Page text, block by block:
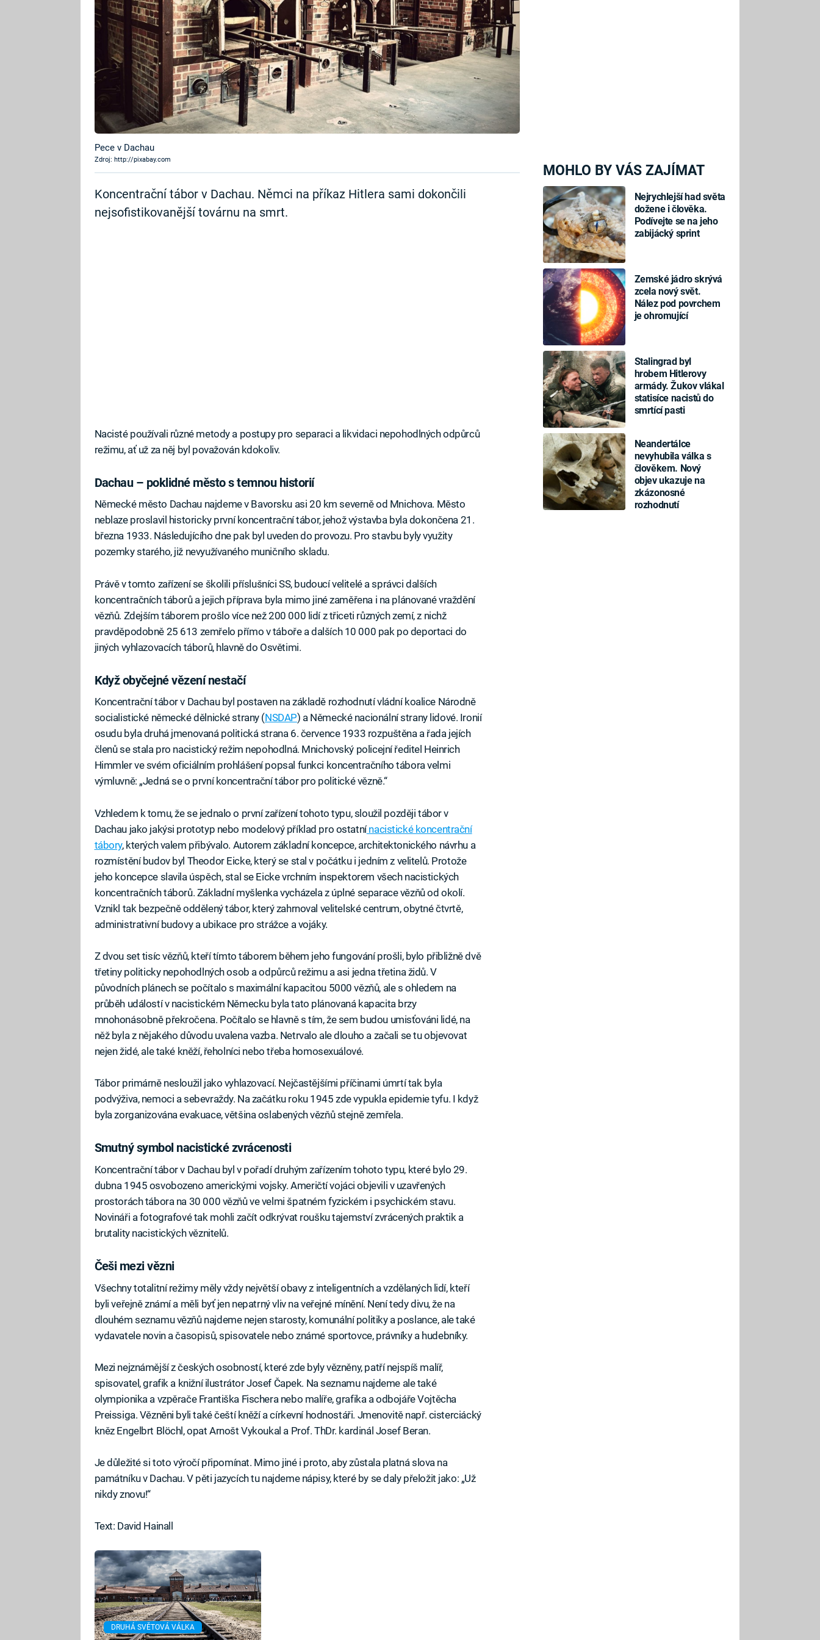
MOHLO BY VÁS ZAJÍMAT
Nejrychlejší had světa
dožene i člověka.
Podívejte se na jeho
zabijácký sprint
Zemské jádro skrývá
zcela nový svět.
Nález pod povrchem
je ohromující
Stalingrad byl
hrobem Hitlerovy
armády. Žukov vlákal
statisíce nacistů do
smrtící pasti
Neandertálce
nevyhubila válka s
člověkem. Nový
objev ukazuje na
zkázonosné
rozhodnutí
Pece v Dachau
Zdroj: http://pixabay.com
Koncentrační tábor v Dachau. Němci na příkaz Hitlera sami dokončili
nejsofistikovanější továrnu na smrt.
Nacisté používali různé metody a postupy pro separaci a likvidaci nepohodlných odpůrců
režimu, ať už za něj byl považován kdokoliv.
Dachau – poklidné město s temnou historií
Německé město Dachau najdeme v Bavorsku asi 20 km severně od Mnichova. Město
neblaze proslavil historicky první koncentrační tábor, jehož výstavba byla dokončena 21.
března 1933. Následujícího dne pak byl uveden do provozu. Pro stavbu byly využity
pozemky starého, již nevyužívaného muničního skladu.
Právě v tomto zařízení se školili příslušníci SS, budoucí velitelé a správci dalších
koncentračních táborů a jejich příprava byla mimo jiné zaměřena i na plánované vraždění
vězňů. Zdejším táborem prošlo více než 200 000 lidí z třiceti různých zemí, z nichž
pravděpodobně 25 613 zemřelo přímo v táboře a dalších 10 000 pak po deportaci do
jiných vyhlazovacích táborů, hlavně do Osvětimi.
Když obyčejné vězení nestačí
Koncentrační tábor v Dachau byl postaven na základě rozhodnutí vládní koalice Národně
socialistické německé dělnické strany (NSDAP) a Německé nacionální strany lidové. Ironií
osudu byla druhá jmenovaná politická strana 6. července 1933 rozpuštěna a řada jejích
členů se stala pro nacistický režim nepohodlná. Mnichovský policejní ředitel Heinrich
Himmler ve svém oficiálním prohlášení popsal funkci koncentračního tábora velmi
výmluvně: „Jedná se o první koncentrační tábor pro politické vězně.“
Vzhledem k tomu, že se jednalo o první zařízení tohoto typu, sloužil později tábor v
Dachau jako jakýsi prototyp nebo modelový příklad pro ostatnínacistické koncentrační
tábory, kterých valem přibývalo. Autorem základní koncepce, architektonického návrhu a
rozmístění budov byl Theodor Eicke, který se stal v počátku i jedním z velitelů. Protože
jeho koncepce slavila úspěch, stal se Eicke vrchním inspektorem všech nacistických
koncentračních táborů. Základní myšlenka vycházela z úplné separace vězňů od okolí.
Vznikl tak bezpečně oddělený tábor, který zahrnoval velitelské centrum, obytné čtvrtě,
administrativní budovy a ubikace pro strážce a vojáky.
Z dvou set tisíc vězňů, kteří tímto táborem během jeho fungování prošli, bylo přibližně dvě
třetiny politicky nepohodlných osob a odpůrců režimu a asi jedna třetina židů. V
původních plánech se počítalo s maximální kapacitou 5000 vězňů, ale s ohledem na
průběh událostí v nacistickém Německu byla tato plánovaná kapacita brzy
mnohonásobně překročena. Počítalo se hlavně s tím, že sem budou umisťováni lidé, na
něž byla z nějakého důvodu uvalena vazba. Netrvalo ale dlouho a začali se tu objevovat
nejen židé, ale také kněží, řeholníci nebo třeba homosexuálové.
Tábor primárně nesloužil jako vyhlazovací. Nejčastějšími příčinami úmrtí tak byla
podvýživa, nemoci a sebevraždy. Na začátku roku 1945 zde vypukla epidemie tyfu. I když
byla zorganizována evakuace, většina oslabených vězňů stejně zemřela.
Smutný symbol nacistické zvrácenosti
Koncentrační tábor v Dachau byl v pořadí druhým zařízením tohoto typu, které bylo 29.
dubna 1945 osvobozeno americkými vojsky. Američtí vojáci objevili v uzavřených
prostorách tábora na 30 000 vězňů ve velmi špatném fyzickém i psychickém stavu.
Novináři a fotografové tak mohli začít odkrývat roušku tajemství zvrácených praktik a
brutality nacistických věznitelů.
Češi mezi vězni
Všechny totalitní režimy měly vždy největší obavy z inteligentních a vzdělaných lidí, kteří
byli veřejně známí a měli byť jen nepatrný vliv na veřejné mínění. Není tedy divu, že na
dlouhém seznamu vězňů najdeme nejen starosty, komunální politiky a poslance, ale také
vydavatele novin a časopisů, spisovatele nebo známé sportovce, právníky a hudebníky.
Mezi nejznámější z českých osobností, které zde byly vězněny, patří nejspíš malíř,
spisovatel, grafik a knižní ilustrátor Josef Čapek. Na seznamu najdeme ale také
olympionika a vzpěrače Františka Fischera nebo malíře, grafika a odbojáře Vojtěcha
Preissiga. Vězněni byli také čeští kněží a církevní hodnostáři. Jmenovitě např. cisterciácký
kněz Engelbrt Blöchl, opat Arnošt Vykoukal a Prof. ThDr. kardinál Josef Beran.
Je důležité si toto výročí připomínat. Mimo jiné i proto, aby zůstala platná slova na
památníku v Dachau. V pěti jazycích tu najdeme nápisy, které by se daly přeložit jako: „Už
nikdy znovu!“
Text: David Hainall
DRUHÁ SVĚTOVÁ VÁLKA